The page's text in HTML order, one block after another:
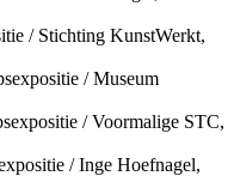
/ Stichting KunstWerkt,
/ Museum
/ Voormalige STC,
/ Inge Hoefnagel,